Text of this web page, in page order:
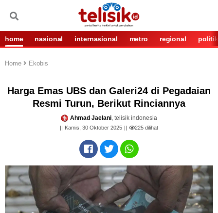
home nasional internasional metro regional politik
Home Ekobis
Harga Emas UBS dan Galeri24 di Pegadaian
Resmi Turun, Berikut Rinciannya
Ahmad Jaelani, telisik indonesia
Kamis, 30 Oktober 2025 225 dilihat